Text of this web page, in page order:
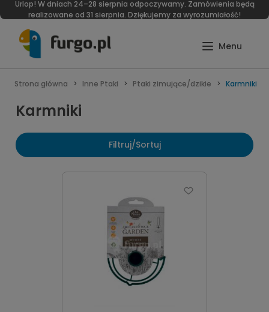
Urlop! W dniach 24–28 sierpnia odpoczywamy. Zamówienia będą
realizowane od 31 sierpnia. Dziękujemy za wyrozumiałość!
Strona główna Inne Ptaki Ptaki zimujące/dzikie Karmniki
Karmniki
Filtruj/Sortuj